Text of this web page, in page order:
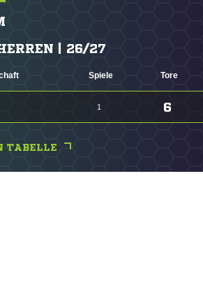
| 26/27
Spiele Tore
1 6
TABELLE